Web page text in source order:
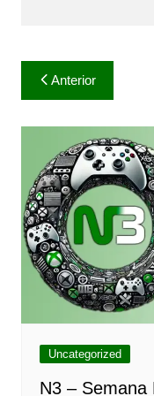
Navegação
de
Post
Anterior
Uncategorized
N3 – Semana